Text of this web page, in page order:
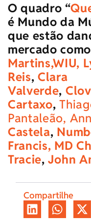
O quadro “
é Mundo da
que estão
mercado como
Martins,WIU,
Reis,Clara
Valverde,
Cartaxo,
Pantaleão,
Castela,
Francis, MD
Tracie,John
Compartilhe